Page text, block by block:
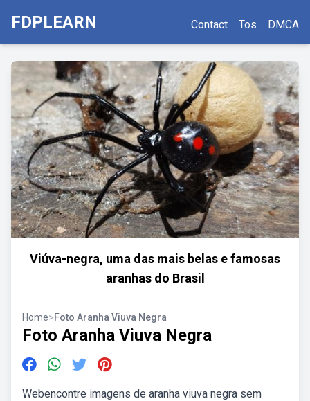
FDPLEARN Contact Tos DMCA
Viúva-negra, uma das mais belas e famosas
aranhas do Brasil
Home>Foto Aranha Viuva Negra
Foto Aranha Viuva Negra
Webencontre imagens de aranha viuva negra sem